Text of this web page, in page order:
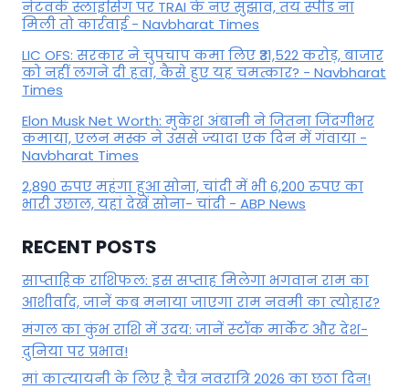
नेटवर्क स्लाइसिंग पर TRAI के नए सुझाव, तय स्पीड ना
मिली तो कार्रवाई - Navbharat Times
LIC OFS: सरकार ने चुपचाप कमा लिए ₹31,522 करोड़, बाजार
को नहीं लगने दी हवा, कैसे हुए यह चमत्कार? - Navbharat
Times
Elon Musk Net Worth: मुकेश अंबानी ने जितना जिंदगीभर
कमाया, एलन मस्क ने उससे ज्यादा एक दिन में गंवाया -
Navbharat Times
2,890 रुपए महंगा हुआ सोना, चांदी में भी 6,200 रुपए का
भारी उछाल, यहां देखें सोना- चांदी - ABP News
RECENT POSTS
साप्ताहिक राशिफल: इस सप्ताह मिलेगा भगवान राम का
आशीर्वाद, जानें कब मनाया जाएगा राम नवमी का त्योहार?
मंगल का कुंभ राशि में उदय: जानें स्‍टॉक मार्केट और देश-
दुनिया पर प्रभाव!
मां कात्‍यायनी के लिए है चैत्र नवरात्रि 2026 का छठा दिन!